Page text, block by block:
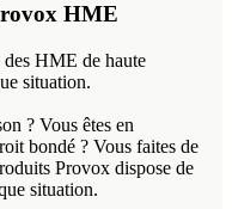
HME
HME de haute
situation.
? Vous êtes en
bondé ? Vous faites de
Provox dispose de
situation.